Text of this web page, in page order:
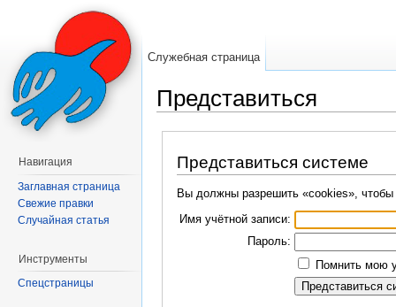
Представиться
Представиться системе
Вы должны разрешить «cookies», чтобы
Имя учётной записи:
Пароль:
Помнить мою
Служебная страница
Навигация
Заглавная страница
Свежие правки
Случайная статья
Инструменты
Спецстраницы